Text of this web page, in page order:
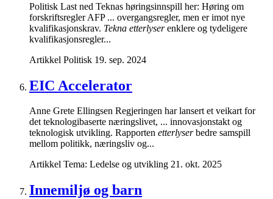
Politisk Last ned Teknas høringsinnspill her: Høring om
forskriftsregler AFP ... overgangsregler, men er imot nye
kvalifikasjonskrav. Tekna etterlyserenklere og tydeligere
kvalifikasjonsregler...
Artikkel Politisk 19. sep. 2024
EIC Accelerator
Anne Grete Ellingsen Regjeringen har lansert et veikart for
det teknologibaserte næringslivet, ... innovasjonstakt og
teknologisk utvikling. Rapporten etterlyserbedre samspill
mellom politikk, næringsliv og...
Artikkel Tema: Ledelse og utvikling 21. okt. 2025
Innemiljø og barn